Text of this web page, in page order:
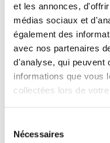
et les annonces,
médias sociaux et
également des
avec nos partenaires
d'analyse, qui peuvent
informations que vous
collectées lors de
process your
Nécessaires
de topics
{project}/
les topics trop
Choix du QoS:
télémétrie
commandes, et
critiques non
surveiller les
(nombre de